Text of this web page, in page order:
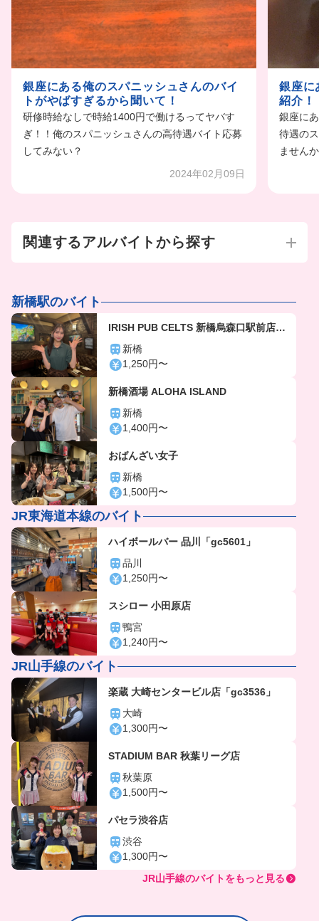
銀座にある俺のスパニッシュさんのバイ
トがやばすぎるから聞いて！
研修時給なしで時給1400円で働けるってヤバす
ぎ！！俺のスパニッシュさんの高待遇バイト応募
してみない？
2024年02月09日
銀座に
紹介！
銀座に
待遇の
ません
関連するアルバイトから探す
新橋駅のバイト
IRISH PUB CELTS 新橋烏森口駅前店
「gc3617」
新橋
1,250円〜
新橋酒場 ALOHA ISLAND
新橋
1,400円〜
おばんざい女子
新橋
1,500円〜
JR東海道本線のバイト
ハイボールバー 品川「gc5601」
品川
1,250円〜
スシロー 小田原店
鴨宮
1,240円〜
JR山手線のバイト
楽蔵 大崎センタービル店「gc3536」
大崎
1,300円〜
STADIUM BAR 秋葉リーグ店
秋葉原
1,500円〜
パセラ渋谷店
渋谷
1,300円〜
JR山手線のバイトをもっと見る